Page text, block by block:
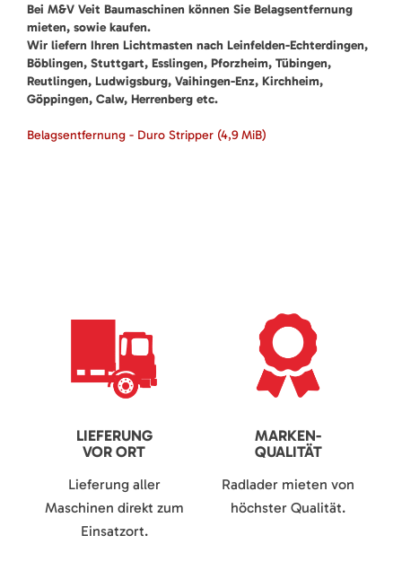
Bei M&V Veit Baumaschinen können Sie Belagsentfernung
mieten, sowie kaufen.
Wir liefern Ihren Lichtmasten nach Leinfelden-Echterdingen,
Böblingen, Stuttgart, Esslingen, Pforzheim, Tübingen,
Reutlingen, Ludwigsburg, Vaihingen-Enz, Kirchheim,
Göppingen, Calw, Herrenberg etc.
Belagsentfernung - Duro Stripper (4,9 MiB)
LIEFERUNG
VOR ORT
Lieferung aller
Maschinen direkt zum
Einsatzort.
MARKEN-
QUALITÄT
Radlader mieten von
höchster Qualität.